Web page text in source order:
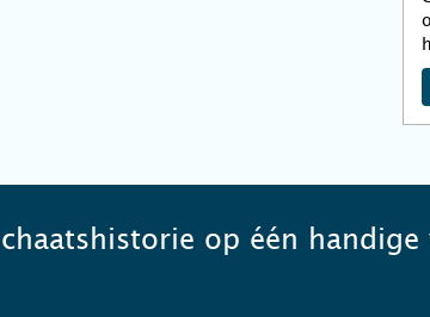
op één handige